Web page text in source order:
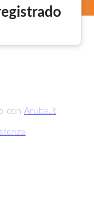
con Aruba.it